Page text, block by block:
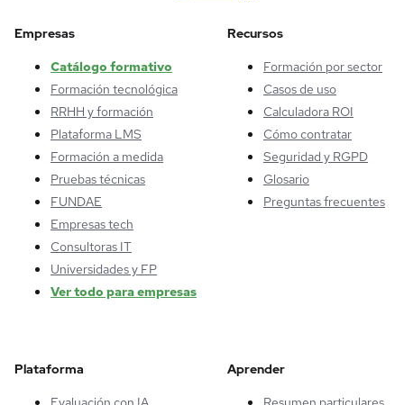
Empresas
Catálogo formativo
Formación tecnológica
RRHH y formación
Plataforma LMS
Formación a medida
Pruebas técnicas
FUNDAE
Empresas tech
Consultoras IT
Universidades y FP
Ver todo para empresas
Recursos
Formación por sector
Casos de uso
Calculadora ROI
Cómo contratar
Seguridad y RGPD
Glosario
Preguntas frecuentes
Plataforma Aprender